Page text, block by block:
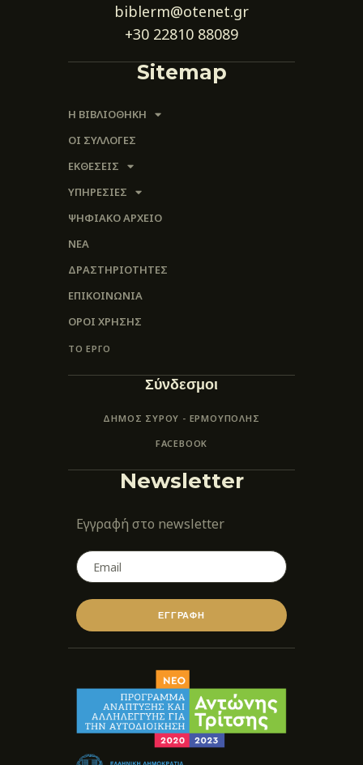
biblerm@otenet.gr
+30 22810 88089
Sitemap
Η ΒΙΒΛΙΟΘΗΚΗ
ΟΙ ΣΥΛΛΟΓΈΣ
ΕΚΘΕΣΕΙΣ
ΥΠΗΡΕΣΙΕΣ
ΨΗΦΙΑΚΌ ΑΡΧΕΊΟ
ΝΕΑ
ΔΡΑΣΤΗΡΙΟΤΗΤΕΣ
ΕΠΙΚΟΙΝΩΝΊΑ
ΌΡΟΙ ΧΡΉΣΗΣ
ΤΟ ΕΡΓΟ
Σύνδεσμοι
ΔΗΜΟΣ ΣΥΡΟΥ - ΕΡΜΟΎΠΟΛΗΣ
FACEBOOK
Newsletter
Εγγραφή στο newsletter
ΕΓΓΡΑΦΗ